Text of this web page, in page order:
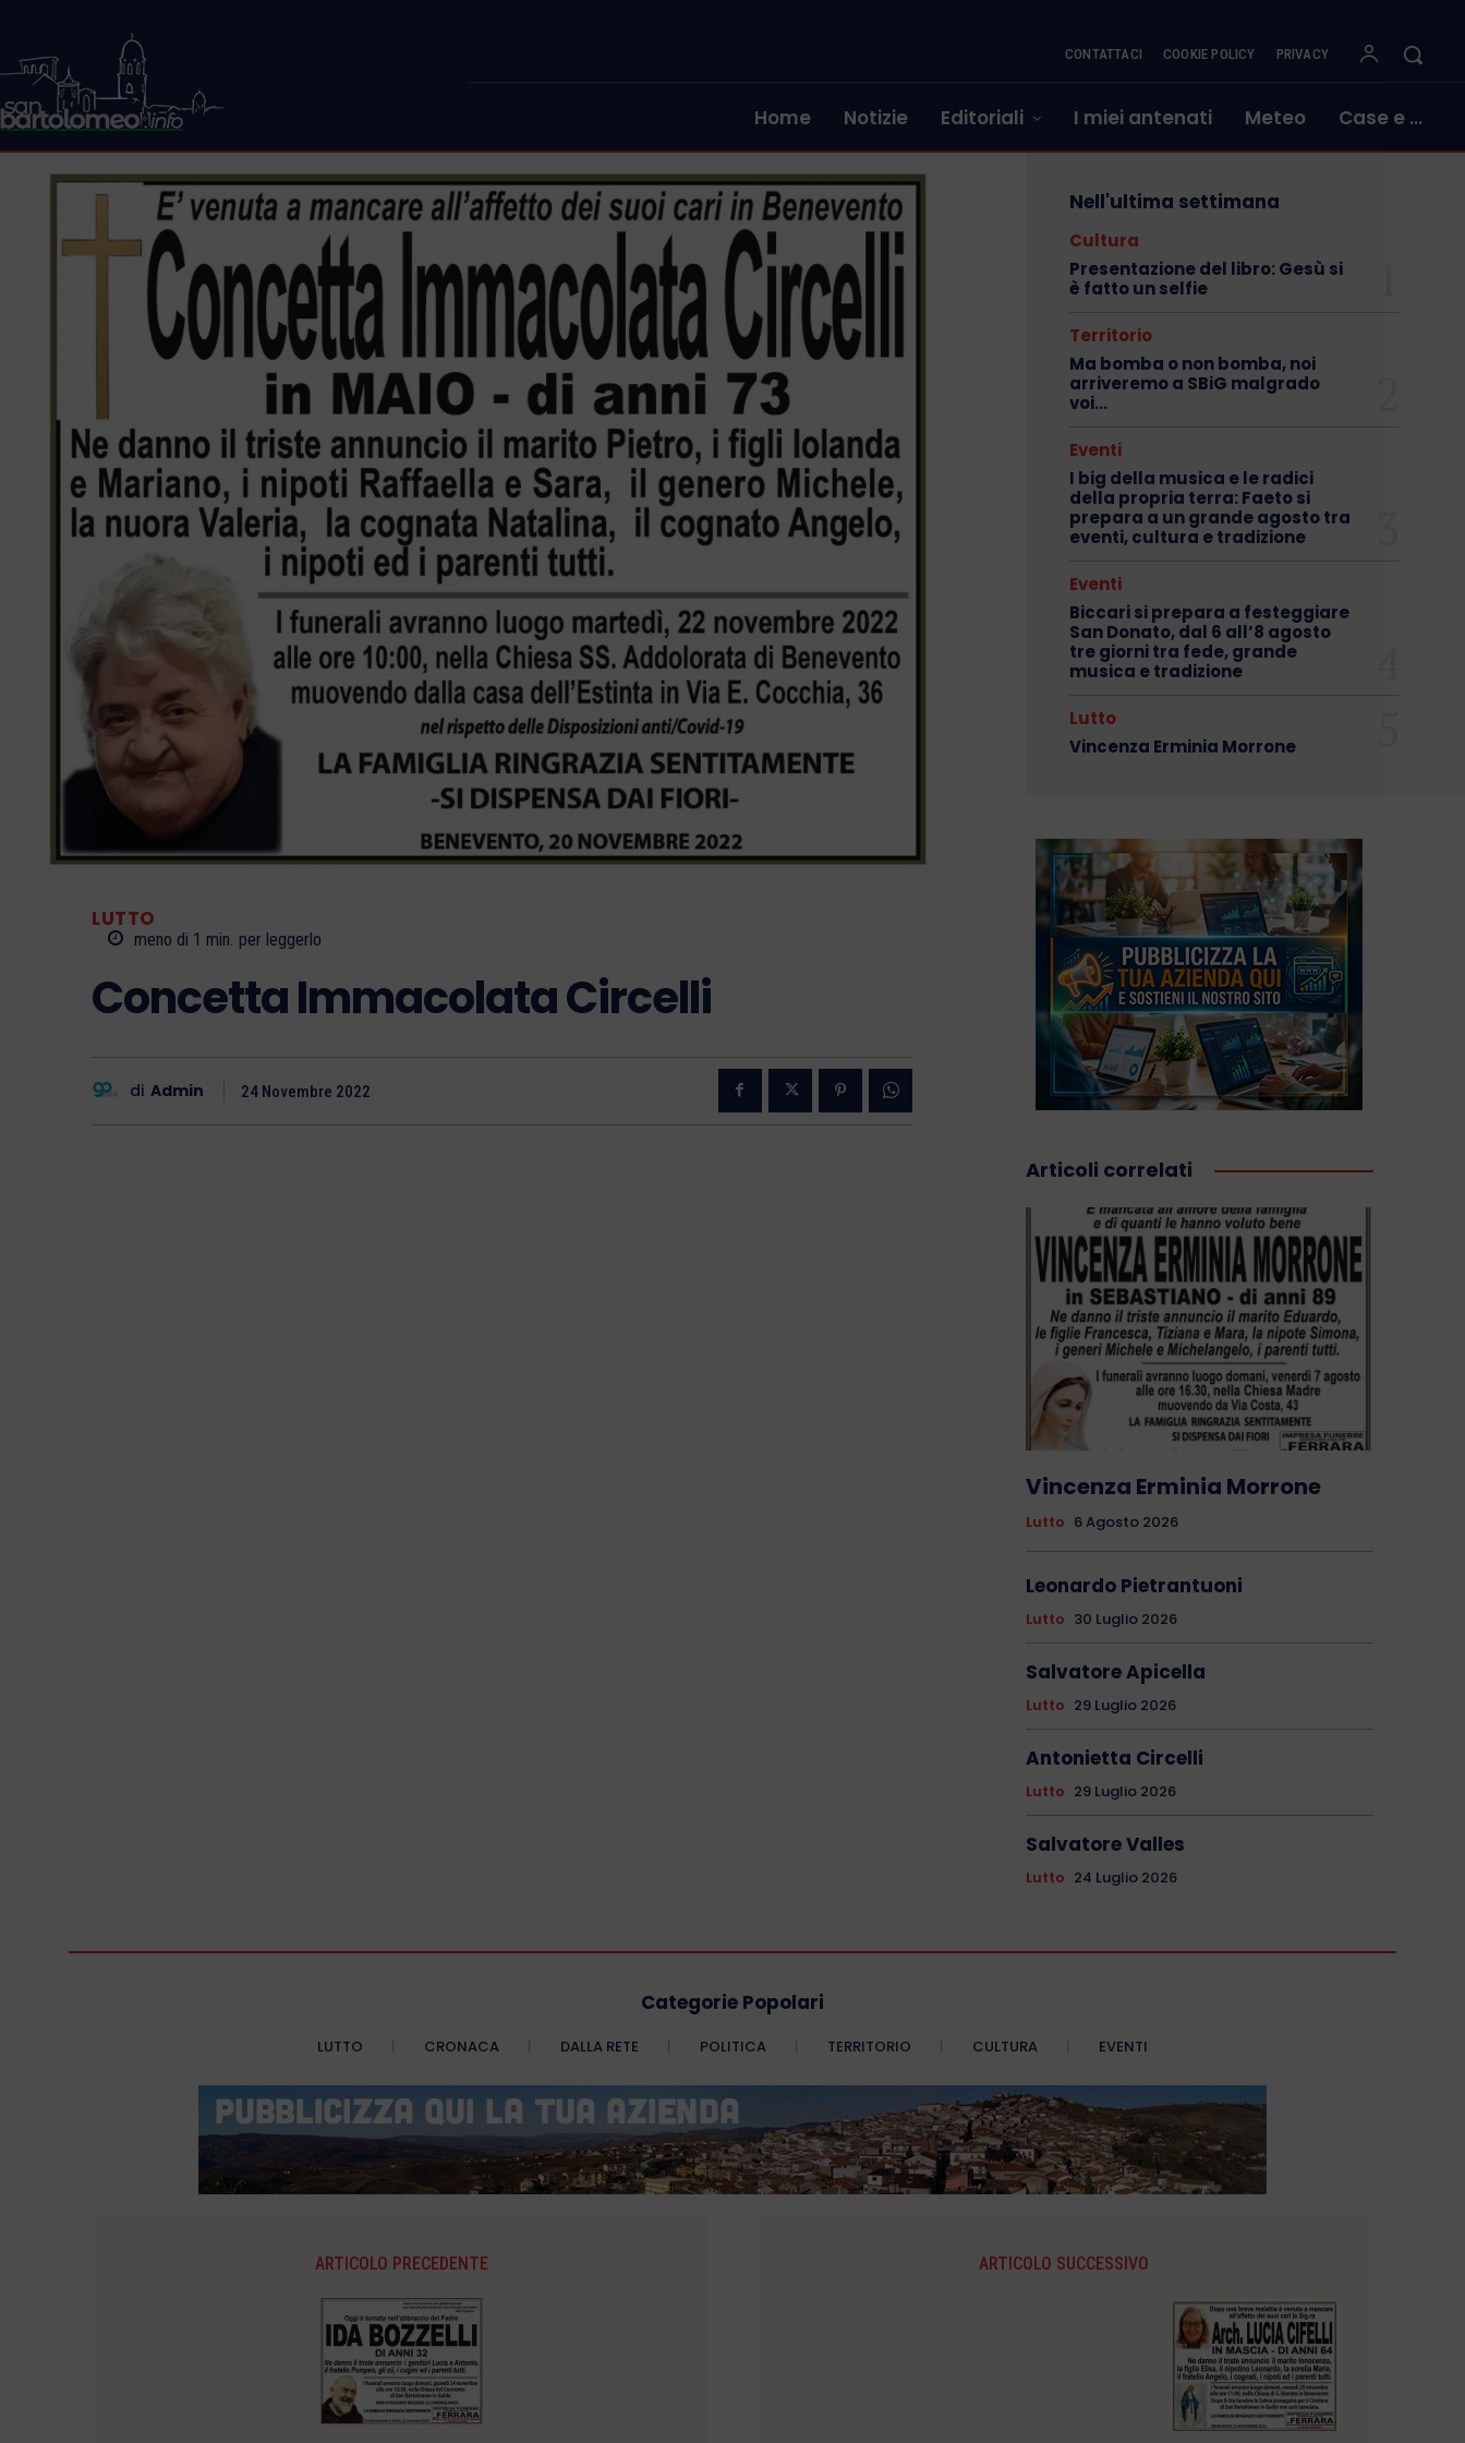
CONTATTACI COOKIE POLICY PRIVACY
Home Notizie Editoriali I miei antenati Meteo Case e …
LUTTO
meno di 1 min. per leggerlo
Concetta Immacolata Circelli
di Admin 24 Novembre 2022
Nell'ultima settimana
Cultura
Presentazione del libro: Gesù si
è fatto un selfie
Territorio
Ma bomba o non bomba, noi
arriveremo a SBiG malgrado
voi…
Eventi
I big della musica e le radici
della propria terra: Faeto si
prepara a un grande agosto tra
eventi, cultura e tradizione
Eventi
Biccari si prepara a festeggiare
San Donato, dal 6 all’8 agosto
tre giorni tra fede, grande
musica e tradizione
Lutto
Vincenza Erminia Morrone
Articoli correlati
Vincenza Erminia Morrone
Lutto 6 Agosto 2026
Leonardo Pietrantuoni
Lutto 30 Luglio 2026
Salvatore Apicella
Lutto 29 Luglio 2026
Antonietta Circelli
Lutto 29 Luglio 2026
Salvatore Valles
Lutto 24 Luglio 2026
Categorie Popolari
LUTTO CRONACA DALLA RETE POLITICA TERRITORIO CULTURA EVENTI
ARTICOLO PRECEDENTE ARTICOLO SUCCESSIVO